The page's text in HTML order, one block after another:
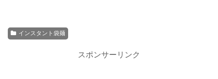
インスタント袋麺
スポンサーリンク